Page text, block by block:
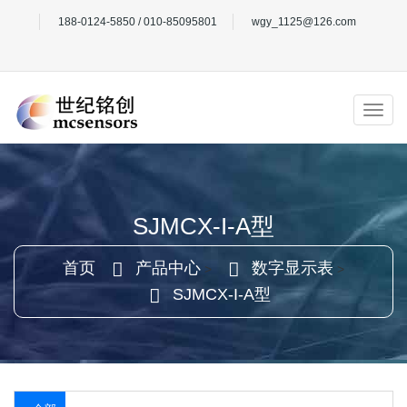
188-0124-5850 / 010-85095801 wgy_1125@126.com
SJMCX-I-A型
首页 产品中心 > 数字显示表 >
SJMCX-I-A型